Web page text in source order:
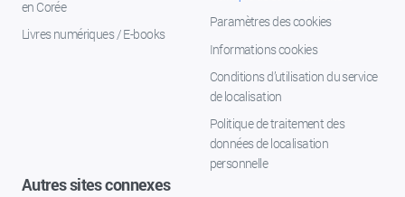
en Corée
Livres numériques / E-books
Paramètres des cookies
Informations cookies
Conditions d’utilisation du service
de localisation
Politique de traitement des
données de localisation
personnelle
Autres sites connexes